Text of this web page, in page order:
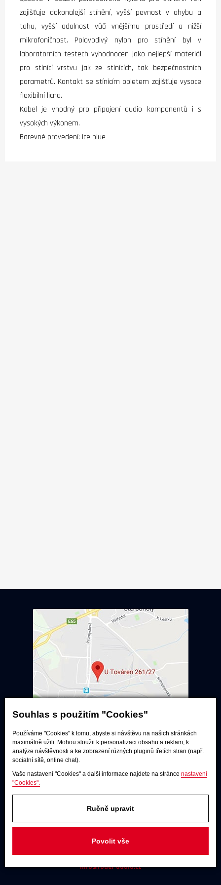
Souhlas s použitím "Cookies"
Používáme "Cookies" k tomu, abyste si návštěvu na našich stránkách
maximálně užili. Mohou sloužit k personalizaci obsahu a reklam, k
analýze návštěvnosti a ke zobrazení různých pluginů třetích stran (např.
socialní sítě, online chat).
Vaše nastavení "Cookies" a další informace najdete na stránce nastavení
"Cookies".
Ručně upravit
Povolit vše
zajišťuje dokonalejší stínění, vyšší pevnost v ohybu a
tahu, vyšší odolnost vůči vnějšímu prostředí a nižší
mikrofoničnost. Polovodivý nylon pro stínění byl v
laboratorních testech vyhodnocen jako nejlepší materiál
pro stínící vrstvu jak ze stínících, tak bezpečnostních
parametrů. Kontakt se stínícím opletem zajišťuje vysoce
flexibilní licna.
Kabel je vhodný pro připojení audio komponentů i s
vysokých výkonem.
Barevné provedení: Ice blue
Poslechové studio
Po - pá:
So:
dle dohody
Adresa
U Továren 261/27, 102 00 Praha 10,
JAKÝKOLIV DOTAZ
+420 731 488 859 (9:00 - 17:00)
info@rodel-audio.cz